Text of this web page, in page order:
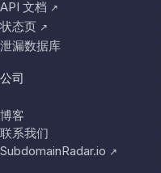
API 文档 ↗
状态页 ↗
泄漏数据库
公司
博客
联系我们
SubdomainRadar.io ↗